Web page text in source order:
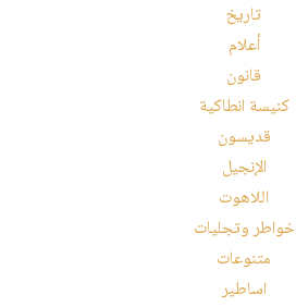
تاريخ
أعلام
قانون
كنيسة انطاكية
قديسون
الإنجيل
اللاهوت
خواطر وتجليات
متنوعات
اساطير